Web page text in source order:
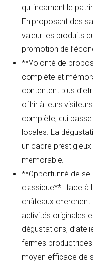
qui incarnent le
En proposant des
valeur les produits
promotion de
**Volonté de
complète et
contentent plus
offrir à leurs
complète, qui
locales. La
un cadre
mémorable.
**Opportunité de se
classique** : face à
châteaux
activités originales
dégustations,
fermes
moyen efficace de